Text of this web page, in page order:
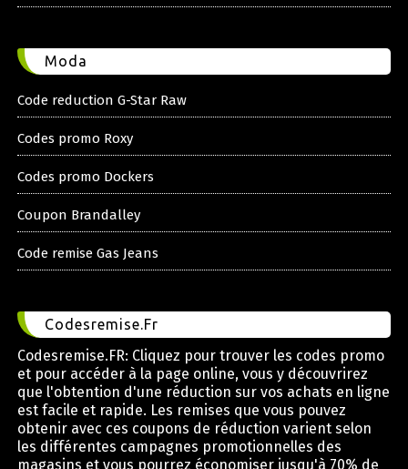
Moda
Code reduction G-Star Raw
Codes promo Roxy
Codes promo Dockers
Coupon Brandalley
Code remise Gas Jeans
Codesremise.Fr
Codesremise.FR: Cliquez pour trouver les codes promo
et pour accéder à la page online, vous y découvrirez
que l'obtention d'une réduction sur vos achats en ligne
est facile et rapide. Les remises que vous pouvez
obtenir avec ces coupons de réduction varient selon
les différentes campagnes promotionnelles des
magasins et vous pourrez économiser jusqu'à 70% de